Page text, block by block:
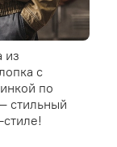
из
с
по
стильный